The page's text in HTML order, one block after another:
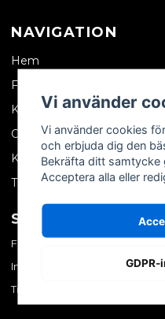
NAVIGATION
Hem
Företagskund
Kontakta oss
Om oss
Köpvillkor
Tips & trix
SOCIALA MEDIER
Facebook
Instagram
TikTok
Vi använder
Vi använder cookies
och erbjuda dig den
Bekräfta ditt samtycke
Acceptera alla eller